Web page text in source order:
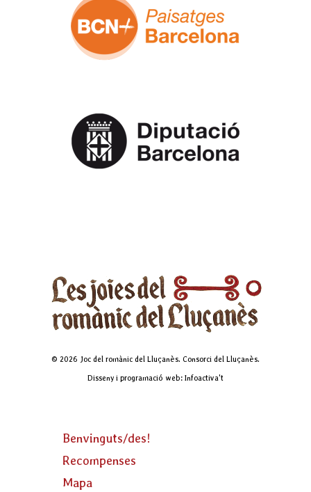
© 2026 Joc del romànic del Lluçanès. Consorci del Lluçanès.
Disseny i programació web: Infoactiva't
Benvinguts/des!
Recompenses
Mapa